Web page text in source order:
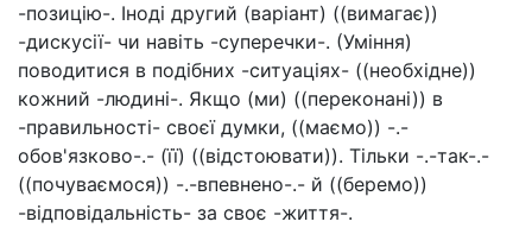
-позицію-. Іноді другий (варіант) ((вимагає))
-дискусії- чи навіть -суперечки-. (Уміння)
поводитися в подібних -ситуаціях- ((необхідне))
кожний -людині-. Якщо (ми) ((переконані)) в
-правильності- своєї думки, ((маємо)) -.-
обов'язково-.- (її) ((відстоювати)). Тільки -.-так-.-
((почуваємося)) -.-впевнено-.- й ((беремо))
-відповідальність- за своє -життя-.